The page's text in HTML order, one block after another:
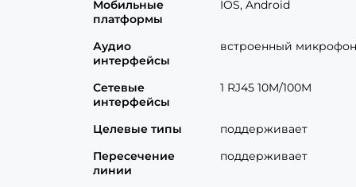
Мобильные
платформы
IOS, Android
Аудио
интерфейсы
встроенный микрофон
Сетевые
интерфейсы
1 RJ45 10M/100M
Целевые типы
поддерживает
Пересечение
линии
поддерживает